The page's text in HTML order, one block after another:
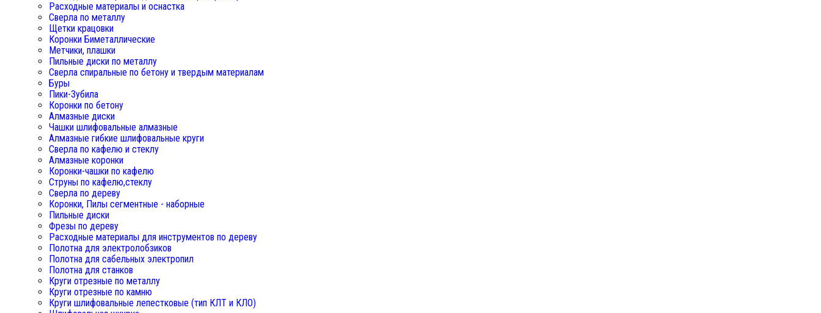
Расходные материалы и оснастка
Сверла по металлу
Щетки крацовки
Коронки Биметаллические
Метчики, плашки
Пильные диски по металлу
Сверла спиральные по бетону и твердым материалам
Буры
Пики-Зубила
Коронки по бетону
Алмазные диски
Чашки шлифовальные алмазные
Алмазные гибкие шлифовальные круги
Сверла по кафелю и стеклу
Алмазные коронки
Коронки-чашки по кафелю
Струны по кафелю,стеклу
Сверла по дереву
Коронки, Пилы сегментные - наборные
Пильные диски
Фрезы по дереву
Расходные материалы для инструментов по дереву
Полотна для электролобзиков
Полотна для сабельных электропил
Полотна для станков
Круги отрезные по металлу
Круги отрезные по камню
Круги шлифовальные лепестковые (тип КЛТ и КЛО)